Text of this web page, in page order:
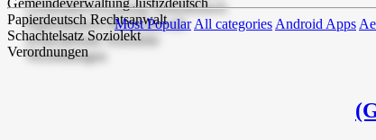
Most Popular All categories Android Apps